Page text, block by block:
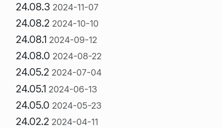
24.08.3 2024-11-07
24.08.2 2024-10-10
24.08.1 2024-09-12
24.08.0 2024-08-22
24.05.2 2024-07-04
24.05.1 2024-06-13
24.05.0 2024-05-23
24.02.2 2024-04-11